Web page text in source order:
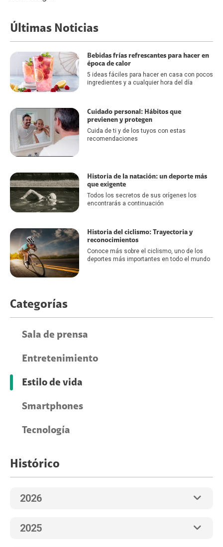
Últimas Noticias
Bebidas frías refrescantes para hacer en
época de calor
5 ideas fáciles para hacer en casa con pocos
ingredientes y a cualquier hora del día
Cuidado personal: Hábitos que
previenen y protegen
Cuida de ti y de los tuyos con estas
recomendaciones
Historia de la natación: un deporte más
que exigente
Todos los secretos de sus orígenes los
encontrarás a continuación
Historia del ciclismo: Trayectoria y
reconocimientos
Conoce más sobre el ciclismo, uno de los
deportes más importantes en todo el mundo
Categorías
Sala de prensa
Entretenimiento
Estilo de vida
Smartphones
Tecnología
Histórico
2026
2025